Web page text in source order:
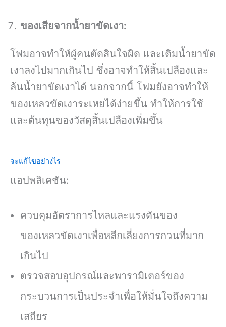
ของเสียจากน้ำยาขัดเงา:
โฟมอาจทำให้ผู้คนตัดสินใจผิด และเติมน้ำยาขัด
เงาลงไปมากเกินไป ซึ่งอาจทำให้สิ้นเปลืองและ
ล้นน้ำยาขัดเงาได้ นอกจากนี้ โฟมยังอาจทำให้
ของเหลวขัดเงาระเหยได้ง่ายขึ้น ทำให้การใช้
และต้นทุนของวัสดุสิ้นเปลืองเพิ่มขึ้น
จะแก้ไขอย่างไร
แอปพลิเคชัน:
ควบคุมอัตราการไหลและแรงดันของ
ของเหลวขัดเงาเพื่อหลีกเลี่ยงการกวนที่มาก
เกินไป
ตรวจสอบอุปกรณ์และพารามิเตอร์ของ
กระบวนการเป็นประจำเพื่อให้มั่นใจถึงความ
เสถียร